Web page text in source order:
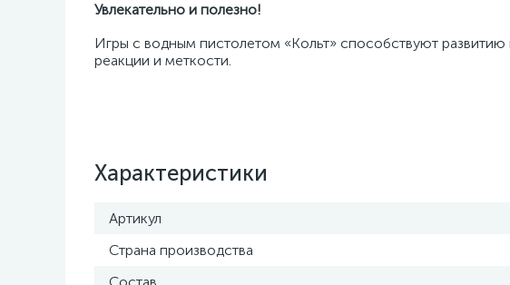
Увлекательно и полезно!
Игры с водным пистолетом «Кольт» способствуют
реакции и меткости.
Характеристики
Артикул
Страна производства